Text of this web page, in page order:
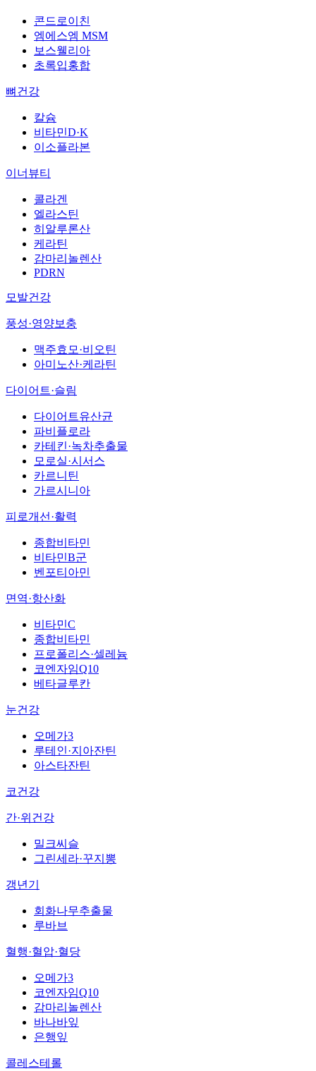
콘드로이친
엠에스엠 MSM
보스웰리아
초록입홍합
뼈건강
칼슘
비타민D·K
이소플라본
이너뷰티
콜라겐
엘라스틴
히알루론산
케라틴
감마리놀렌산
PDRN
모발건강
풍성·영양보충
맥주효모·비오틴
아미노산·케라틴
다이어트·슬림
다이어트유산균
파비플로라
카테킨·녹차추출물
모로실·시서스
카르니틴
가르시니아
피로개선·활력
종합비타민
비타민B군
벤포티아민
면역·항산화
비타민C
종합비타민
프로폴리스·셀레늄
코엔자임Q10
베타글루칸
눈건강
오메가3
루테인·지아잔틴
아스타잔틴
코건강
간·위건강
밀크씨슬
그린세라·꾸지뽕
갱년기
회화나무추출물
루바브
혈행·혈압·혈당
오메가3
코엔자임Q10
감마리놀렌산
바나바잎
은행잎
콜레스테롤